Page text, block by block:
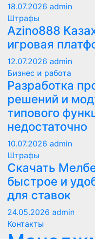
18.07.2026 admin
Штрафы
Azino888
игровая
12.07.2026 admin
Бизнес и работа
Разработка
решений и
типового
недостаточно
10.07.2026 admin
Штрафы
Скачать
быстрое и
для ставок
24.05.2026 admin
Контакты